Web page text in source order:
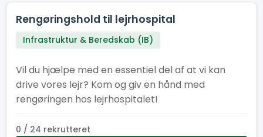
Rengøringshold til lejrhospital
Infrastruktur & Beredskab (IB)
Vil du hjælpe med en essentiel del af at vi kan
drive vores lejr? Kom og giv en hånd med
rengøringen hos lejrhospitalet!
0 / 24 rekrutteret